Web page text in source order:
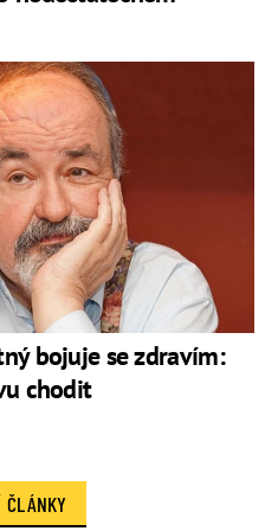
bojuje se zdravím:
chodit
ČLÁNKY